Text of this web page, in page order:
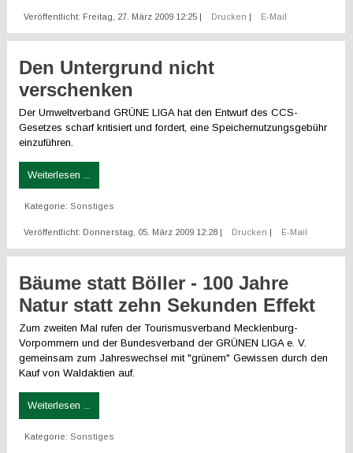
Veröffentlicht: Freitag, 27. März 2009 12:25 | Drucken | E-Mail
Den Untergrund nicht
verschenken
Der Umweltverband GRÜNE LIGA hat den Entwurf des CCS-
Gesetzes scharf kritisiert und fordert, eine Speichernutzungsgebühr
einzuführen.
Weiterlesen ...
Kategorie:Sonstiges
Veröffentlicht: Donnerstag, 05. März 2009 12:28 | Drucken | E-Mail
Bäume statt Böller - 100 Jahre
Natur statt zehn Sekunden Effekt
Zum zweiten Mal rufen der Tourismusverband Mecklenburg-
Vorpommern und der Bundesverband der GRÜNEN LIGA e. V.
gemeinsam zum Jahreswechsel mit "grünem" Gewissen durch den
Kauf von Waldaktien auf.
Weiterlesen ...
Kategorie:Sonstiges